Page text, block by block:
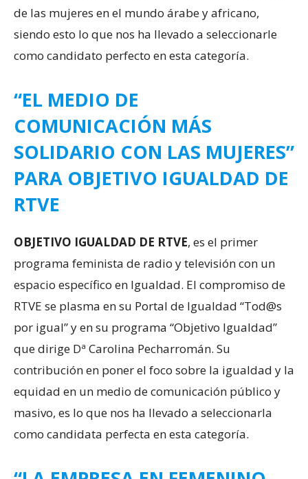
de las mujeres en el mundo árabe y africano,
siendo esto lo que nos ha llevado a seleccionarle
como candidato perfecto en esta categoría.
“EL MEDIO DE
COMUNICACIÓN MÁS
SOLIDARIO CON LAS MUJERES”
PARA OBJETIVO IGUALDAD DE
RTVE
OBJETIVO IGUALDAD DE RTVE, es el primer
programa feminista de radio y televisión con un
espacio específico en Igualdad. El compromiso de
RTVE se plasma en su Portal de Igualdad “Tod@s
por igual” y en su programa “Objetivo Igualdad”
que dirige Dª Carolina Pecharromán. Su
contribución en poner el foco sobre la igualdad y la
equidad en un medio de comunicación público y
masivo, es lo que nos ha llevado a seleccionarla
como candidata perfecta en esta categoría.